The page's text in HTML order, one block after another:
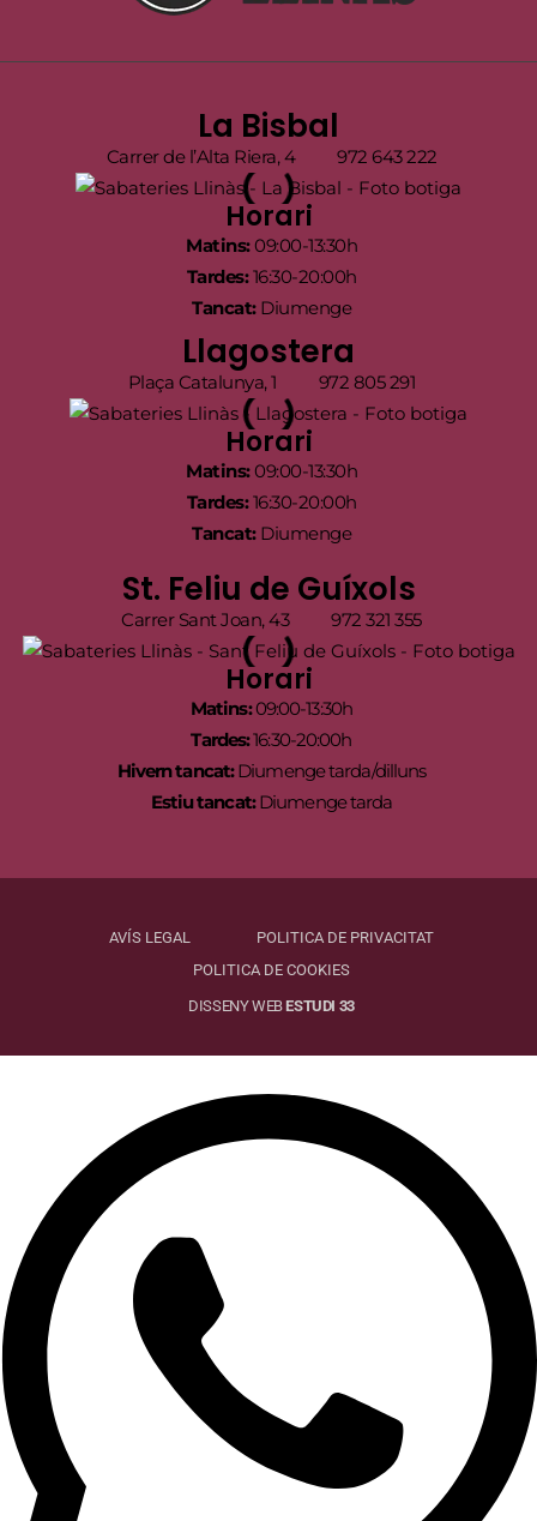
La Bisbal
Carrer de l’Alta Riera, 4 972 643 222
Horari
Matins:09:00-13:30h
Tardes:16:30-20:00h
Tancat:Diumenge
Llagostera
Plaça Catalunya, 1 972 805 291
Horari
Matins:09:00-13:30h
Tardes:16:30-20:00h
Tancat:Diumenge
St. Feliu de Guíxols
Carrer Sant Joan, 43 972 321 355
Horari
Matins:09:00-13:30h
Tardes:16:30-20:00h
Hivern tancat:Diumenge tarda/dilluns
Estiu tancat:Diumenge tarda
AVÍS LEGAL
POLITICA DE PRIVACITAT
POLITICA DE COOKIES
DISSENY WEBESTUDI 33